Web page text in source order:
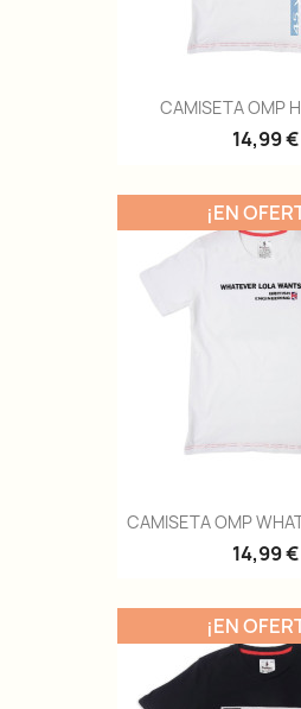
CAMISETA OMP
14,99 €
CAMISETA OMP
14,99 €
¡EN
¡EN